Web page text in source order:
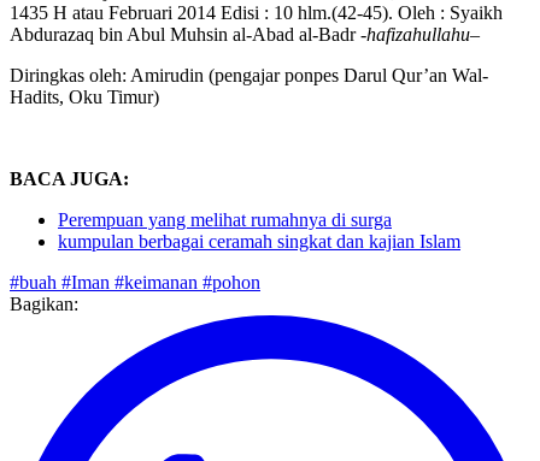
Sumber: Majalah as-Sunnh Nomor 10/THN.XVII, Rabi’ul Tsani
1435 H atau Februari 2014 Edisi : 10 hlm.(42-45). Oleh : Syaikh
Diringkas oleh: Amirudin (pengajar ponpes Darul Qur’an Wal-
Perempuan yang melihat rumahnya di surga
#buah#Iman